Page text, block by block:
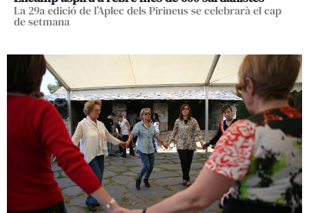
La 29a edició de l’Aplec dels Pirineus se celebrarà el cap
de setmana